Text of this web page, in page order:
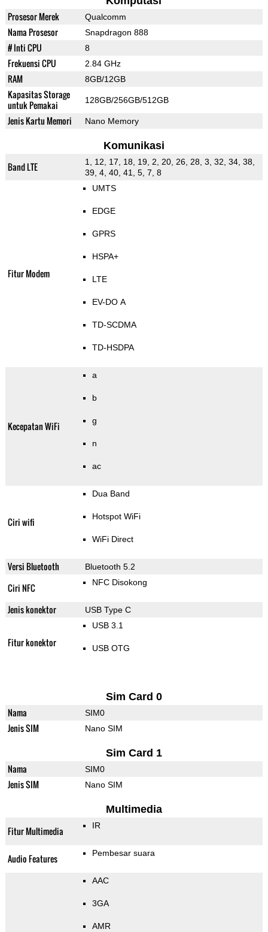
Prosesor Merek Qualcomm
Nama Prosesor Snapdragon 888
# Inti CPU 8
Frekuensi CPU 2.84 GHz
RAM 8GB/12GB
Kapasitas Storage
untuk Pemakai
128GB/256GB/512GB
Jenis Kartu Memori Nano Memory
Komunikasi
Band LTE
1, 12, 17, 18, 19, 2, 20, 26, 28, 3, 32, 34, 38,
39, 4, 40, 41, 5, 7, 8
Fitur Modem
UMTS
EDGE
GPRS
HSPA+
LTE
EV-DO A
TD-SCDMA
TD-HSDPA
Kecepatan WiFi
a
b
g
n
ac
Ciri wifi
Dua Band
Hotspot WiFi
WiFi Direct
Versi Bluetooth Bluetooth 5.2
Ciri NFC NFC Disokong
Jenis konektor USB Type C
Fitur konektor
USB 3.1
USB OTG
Sim Card 0
Nama SIM0
Jenis SIM Nano SIM
Sim Card 1
Nama SIM0
Jenis SIM Nano SIM
Multimedia
Fitur Multimedia IR
Audio Features Pembesar suara
AAC
3GA
AMR